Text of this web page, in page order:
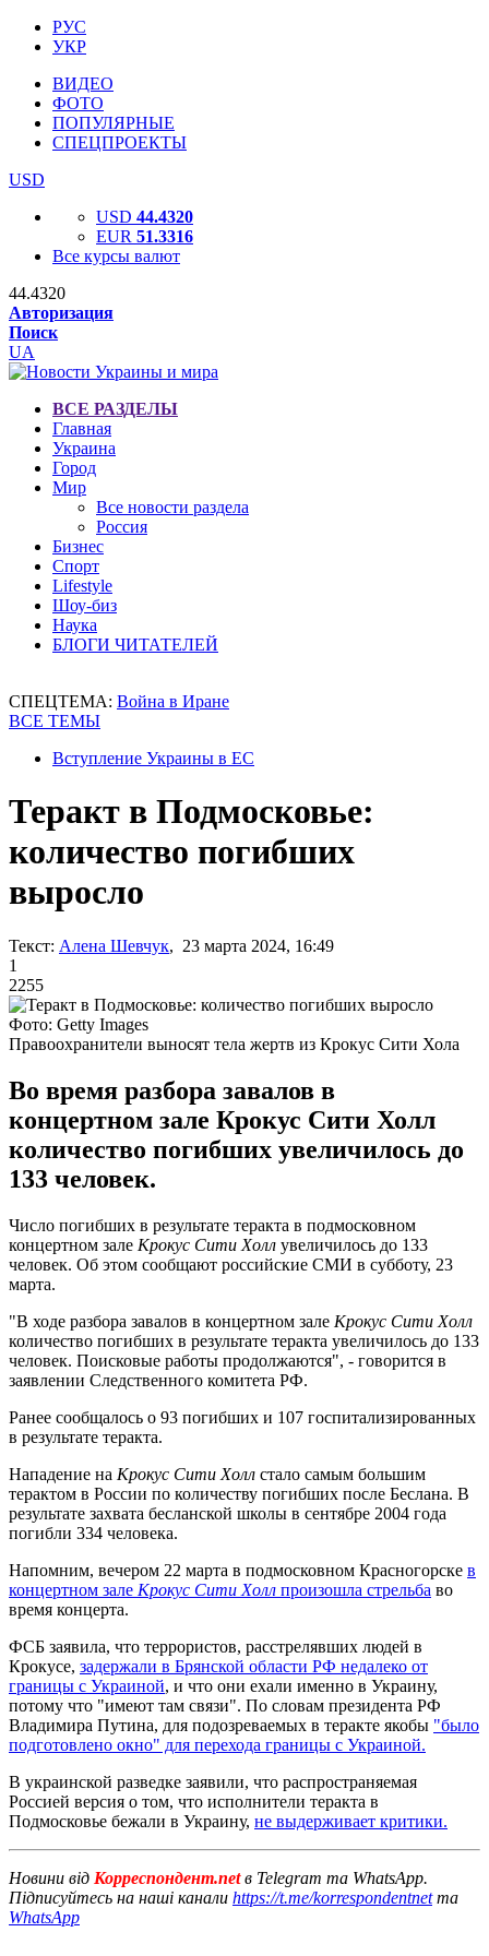
РУС
УКР
ВИДЕО
ФОТО
ПОПУЛЯРНЫЕ
СПЕЦПРОЕКТЫ
USD
USD 44.4320
EUR 51.3316
Все курсы валют
44.4320
Авторизация
Поиск
UA
ВСЕ РАЗДЕЛЫ
Главная
Украина
Город
Мир
Все новости раздела
Россия
Бизнес
Спорт
Lifestyle
Шоу-биз
Наука
БЛОГИ ЧИТАТЕЛЕЙ
СПЕЦТЕМА: Война в Иране
ВСЕ ТЕМЫ
Вступление Украины в ЕС
Теракт в Подмосковье:
количество погибших
выросло
Текст: Алена Шевчук, 23 марта 2024, 16:49
1
2255
Фото: Getty Images
Правоохранители выносят тела жертв из Крокус Cити Хола
Во время разбора завалов в
концертном зале Крокус Сити Холл
количество погибших увеличилось до
133 человек.
Число погибших в результате теракта в подмосковном
концертном зале Крокус Сити Холл увеличилось до 133
человек. Об этом сообщают российские СМИ в субботу, 23
марта.
"В ходе разбора завалов в концертном зале Крокус Сити Холл
количество погибших в результате теракта увеличилось до 133
человек. Поисковые работы продолжаются", - говорится в
заявлении Следственного комитета РФ.
Ранее сообщалось о 93 погибших и 107 госпитализированных
в результате теракта.
Нападение на Крокус Сити Холл стало самым большим
терактом в России по количеству погибших после Беслана. В
результате захвата бесланской школы в сентябре 2004 года
погибли 334 человека.
Напомним, вечером 22 марта в подмосковном Красногорске в
концертном зале Крокус Сити Холл произошла стрельба во
время концерта.
ФСБ заявила, что террористов, расстрелявших людей в
Крокусе, задержали в Брянской области РФ недалеко от
границы с Украиной, и что они ехали именно в Украину,
потому что "имеют там связи". По словам президента РФ
Владимира Путина, для подозреваемых в теракте якобы "было
подготовлено окно" для перехода границы с Украиной.
В украинской разведке заявили, что распространяемая
Россией версия о том, что исполнители теракта в
Подмосковье бежали в Украину, не выдерживает критики.
Новини від Корреспондент.netв Telegram та WhatsApp.
Підписуйтесь на наші канали https://t.me/korrespondentnetта
WhatsApp